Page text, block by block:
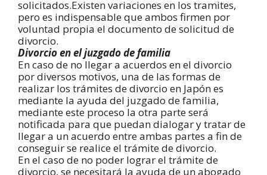
solicitados.Existen variaciones en los tramites,
pero es indispensable que ambos firmen por
voluntad propia el documento de solicitud de
divorcio.
Divorcio en el juzgado de familia
En caso de no llegar a acuerdos en el divorcio
por diversos motivos, una de las formas de
realizar los trámites de divorcio en Japón es
mediante la ayuda del juzgado de familia,
mediante este proceso la otra parte será
notificada para que puedan dialogar y tratar de
llegar a un acuerdo entre ambas partes a fin de
conseguir se realice el trámite de divorcio.
En el caso de no poder lograr el trámite de
divorcio, se necesitará la ayuda de un abogado